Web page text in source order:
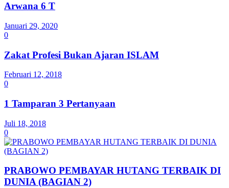
Arwana 6 T
Januari 29, 2020
0
Zakat Profesi Bukan Ajaran ISLAM
Februari 12, 2018
0
1 Tamparan 3 Pertanyaan
Juli 18, 2018
0
PRABOWO PEMBAYAR HUTANG TERBAIK DI
DUNIA (BAGIAN 2)